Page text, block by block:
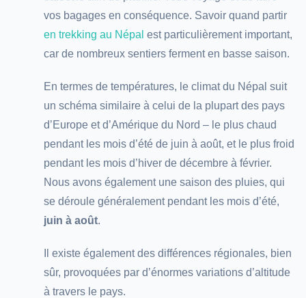
vos bagages en conséquence. Savoir quand partir
en trekking au Népal est particulièrement important,
car de nombreux sentiers ferment en basse saison.
En termes de températures, le climat du Népal suit
un schéma similaire à celui de la plupart des pays
d’Europe et d’Amérique du Nord – le plus chaud
pendant les mois d’été de juin à août, et le plus froid
pendant les mois d’hiver de décembre à février.
Nous avons également une saison des pluies, qui
se déroule généralement pendant les mois d’été,
juin à août.
Il existe également des différences régionales, bien
sûr, provoquées par d’énormes variations d’altitude
à travers le pays.